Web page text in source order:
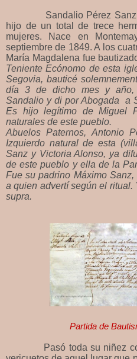
Sandalio Pérez Sanz
hijo de un total de trece
mujeres. Nace en
septiembre de 1849. A los
María Magdalena fue
Teniente Ecónomo de esta
Segovia, bauticé
día 3 de dicho mes y
Sandalio y di por Abogada a
Es hijo legítimo de Miguel
naturales de este pueblo.
Abuelos Paternos, Antonio
Izquierdo natural de esta
Sanz y Victoria Alonso, ya
de este pueblo y ella de la
Fue su padrino Máximo
a quien advertí según el ritual.
supra.
Partida de
Pasó toda su niñez